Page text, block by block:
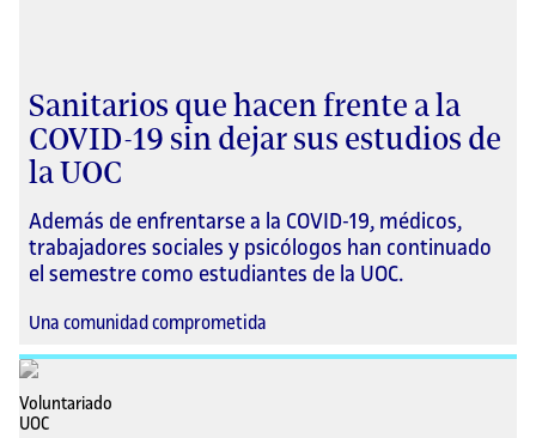
Sanitarios que hacen frente a la
COVID-19 sin dejar sus estudios de
la UOC
Además de enfrentarse a la COVID-19, médicos,
trabajadores sociales y psicólogos han continuado
el semestre como estudiantes de la UOC.
Una comunidad comprometida